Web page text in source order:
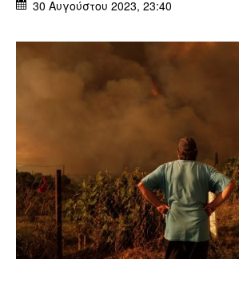
30 Αυγούστου 2023, 23:40